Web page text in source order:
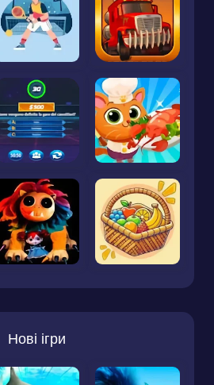
Нові ігри